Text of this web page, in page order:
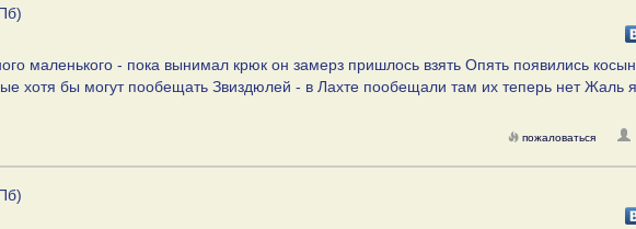
маленького - пока вынимал крюк он замерз пришлось взять Опять появились
хотя бы могут пообещать Звиздюлей - в Лахте пообещали там их теперь нет Жаль
пожаловаться